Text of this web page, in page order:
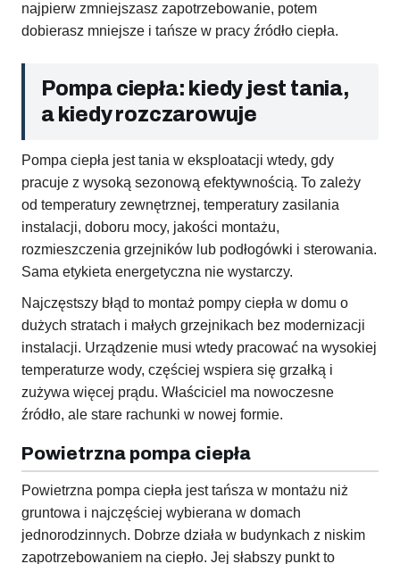
najpierw zmniejszasz zapotrzebowanie, potem
dobierasz mniejsze i tańsze w pracy źródło ciepła.
Pompa ciepła: kiedy jest tania,
a kiedy rozczarowuje
Pompa ciepła jest tania w eksploatacji wtedy, gdy
pracuje z wysoką sezonową efektywnością. To zależy
od temperatury zewnętrznej, temperatury zasilania
instalacji, doboru mocy, jakości montażu,
rozmieszczenia grzejników lub podłogówki i sterowania.
Sama etykieta energetyczna nie wystarczy.
Najczęstszy błąd to montaż pompy ciepła w domu o
dużych stratach i małych grzejnikach bez modernizacji
instalacji. Urządzenie musi wtedy pracować na wysokiej
temperaturze wody, częściej wspiera się grzałką i
zużywa więcej prądu. Właściciel ma nowoczesne
źródło, ale stare rachunki w nowej formie.
Powietrzna pompa ciepła
Powietrzna pompa ciepła jest tańsza w montażu niż
gruntowa i najczęściej wybierana w domach
jednorodzinnych. Dobrze działa w budynkach z niskim
zapotrzebowaniem na ciepło. Jej słabszy punkt to